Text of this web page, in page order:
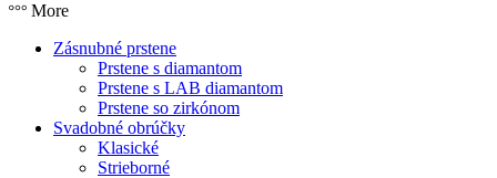
More
Zásnubné prstene
Prstene s diamantom
Prstene s LAB diamantom
Prstene so zirkónom
Svadobné obrúčky
Klasické
Strieborné